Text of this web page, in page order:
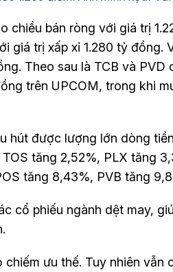
chiều bán ròng với giá trị
giá trị xấp xỉ 1.280 tỷ đồng.
Theo sau là TCB và PVD
trên UPCOM, trong khi
hút được lượng lớn dòng
TOS tăng 2,52%, PLX tăng
tăng 8,43%, PVB tăng
cổ phiếu ngành dệt may,
ưu thế. Tuy nhiên vẫn